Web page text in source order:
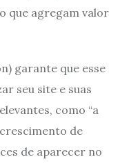
que agregam valor
garante que esse
seu site e suas
como “a
de
de aparecer no